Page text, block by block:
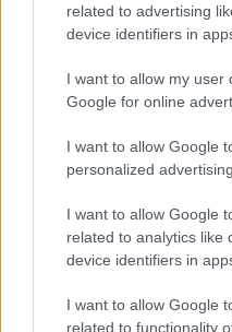
related to advertising
device identifiers in
I want to allow my user
Google for online
I want to allow Google
personalized advertising.
I want to allow Google
related to analytics like
device identifiers in
I want to allow Google
related to functionality
Cómo
circular en
22 junio, 2026
22 junio, 2026
Pubblicato in:
Descubre